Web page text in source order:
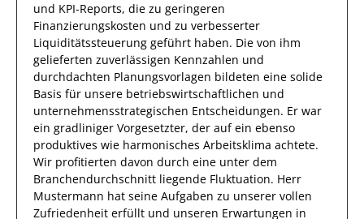
und KPI-Reports, die zu geringeren
Finanzierungskosten und zu verbesserter
Liquiditätssteuerung geführt haben. Die von ihm
gelieferten zuverlässigen Kennzahlen und
durchdachten Planungsvorlagen bildeten eine solide
Basis für unsere betriebswirtschaftlichen und
unternehmensstrategischen Entscheidungen. Er war
ein gradliniger Vorgesetzter, der auf ein ebenso
produktives wie harmonisches Arbeitsklima achtete.
Wir profitierten davon durch eine unter dem
Branchendurchschnitt liegende Fluktuation. Herr
Mustermann hat seine Aufgaben zu unserer vollen
Zufriedenheit erfüllt und unseren Erwartungen in